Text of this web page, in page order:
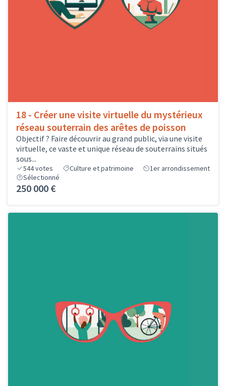
18 - Créer une visite virtuelle du mystérieux
réseau souterrain des arêtes de poisson
Objectif ? Faire découvrir au grand public, via une visite
virtuelle, ce vaste et unique réseau de souterrains situés
sous...
544votes Culture et patrimoine
1er arrondissement
Sélectionné
250 000 €